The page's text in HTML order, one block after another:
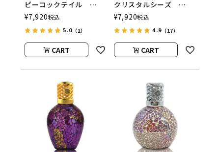
ピーコックテイル
ASHLEIGH&BURWOOD
（アシュレイアンドバー
ウッド）
¥7,920税込
5.0 （1）
CART
クリスタルシーズ
ASHLEIGH&BURWOOD
（アシュレイアンドバー
ウッド）
¥7,920税込
4.9（17）
CART